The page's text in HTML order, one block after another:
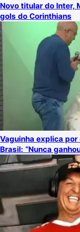
Novo titular do Inter,
gols do Corinthians
Vaguinha explica por
Brasil: “Nunca